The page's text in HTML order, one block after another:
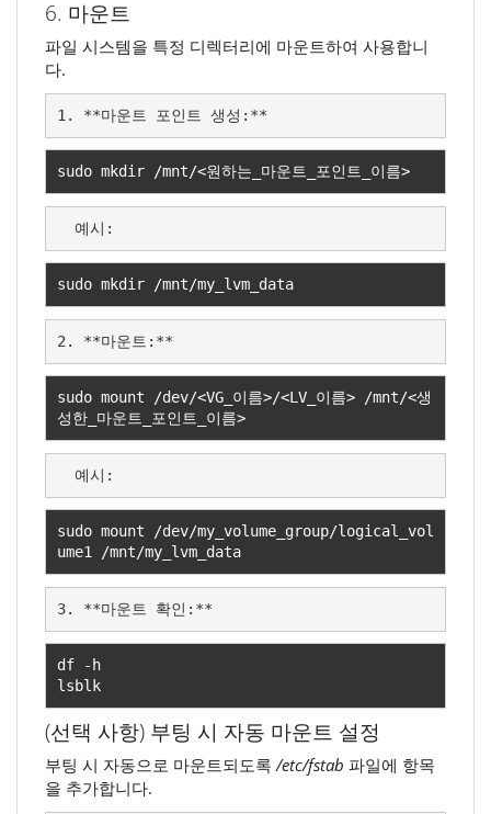
6. 마운트
파일 시스템을 특정 디렉터리에 마운트하여 사용합니
다.
1. **마운트 포인트 생성:**
sudo mkdir /mnt/<원하는 마운트 포인트 이름>
  예시:
sudo mkdir /mnt/my_lvm_data
2. **마운트:**
sudo mount /dev/<VG_ 이름>/<LV_ 이름> /mnt/<생
성한 마운트 포인트 이름>
  예시:
sudo mount /dev/my_volume_group/logical_vol
ume1
/mnt/my_lvm_data
3. **마운트 확인:**
df - h
lsblk
(선택 사항) 부팅 시 자동 마운트 설정
부팅 시 자동으로 마운트되도록/etc/fstab 파일에 항목
을 추가합니다.